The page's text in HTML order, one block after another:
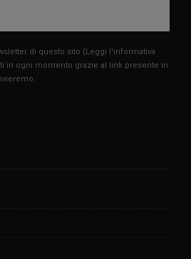
di questo sito (Leggi l'informativa
in ogni momento grazie al link presente in